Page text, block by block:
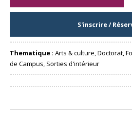
S'inscrire /
Thematique : Arts & culture, Doctorat,
de Campus, Sorties d'intérieur